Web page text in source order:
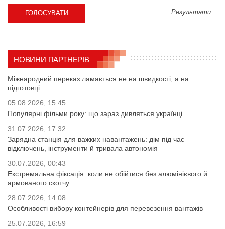
Результати
НОВИНИ ПАРТНЕРІВ
Міжнародний переказ ламається не на швидкості, а на
підготовці
05.08.2026, 15:45
Популярні фільми року: що зараз дивляться українці
31.07.2026, 17:32
Зарядна станція для важких навантажень: дім під час
відключень, інструменти й тривала автономія
30.07.2026, 00:43
Екстремальна фіксація: коли не обійтися без алюмінієвого й
армованого скотчу
28.07.2026, 14:08
Особливості вибору контейнерів для перевезення вантажів
25.07.2026, 16:59